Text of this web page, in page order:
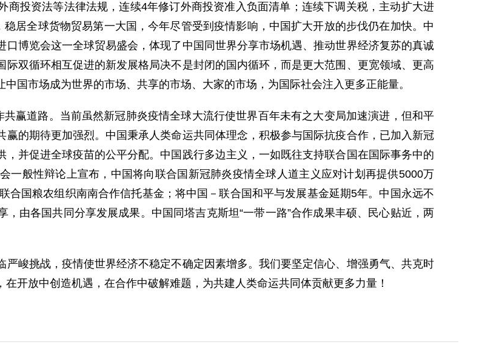
商投资法等法律法规，连续4年修订外商投资准入负面清单；连续下调关税，主动扩大进
居全球货物贸易第一大国，今年尽管受到疫情影响，中国扩大开放的步伐仍在加快。中
口博览会这一全球贸易盛会，体现了中国同世界分享市场机遇、推动世界经济复苏的真诚
双循环相互促进的新发展格局决不是封闭的国内循环，而是更大范围、更宽领域、更高
国市场成为世界的市场、共享的市场、大家的市场，为国际社会注入更多正能量。
赢道路。当前虽然新冠肺炎疫情全球大流行使世界百年未有之大变局加速演进，但和平
的期待更加强烈。中国秉承人类命运共同体理念，积极参与国际抗疫合作，已加入新冠
并促进全球疫苗的公平分配。中国践行多边主义，一如既往支持联合国在国际事务中的
一般性辩论上宣布，中国将向联合国新冠肺炎疫情全球人道主义应对计划再提供5000万
合国粮农组织南南合作信托基金；将中国－联合国和平与发展基金延期5年。中国永远不
由各国共同分享发展成果。中国同塔吉克斯坦“一带一路”合作成果丰硕、民心贴近，两
挑战，疫情使世界经济不稳定不确定因素增多。我们要坚定信心、增强勇气、共克时
开放中创造机遇，在合作中破解难题，为共建人类命运共同体贡献更多力量！